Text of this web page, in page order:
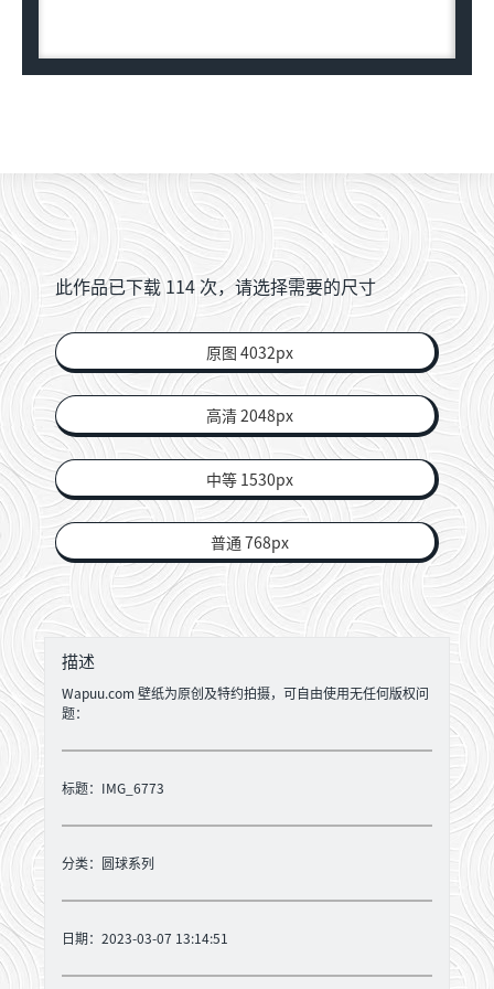
此作品已下载114 次，请选择需要的尺寸
原图 4032px
高清 2048px
中等 1530px
普通 768px
描述
Wapuu.com 壁纸为原创及特约拍摄，可自由使用无任何版权问
题：
标题：IMG_6773
分类： 圆球系列
日期：2023-03-07 13:14:51